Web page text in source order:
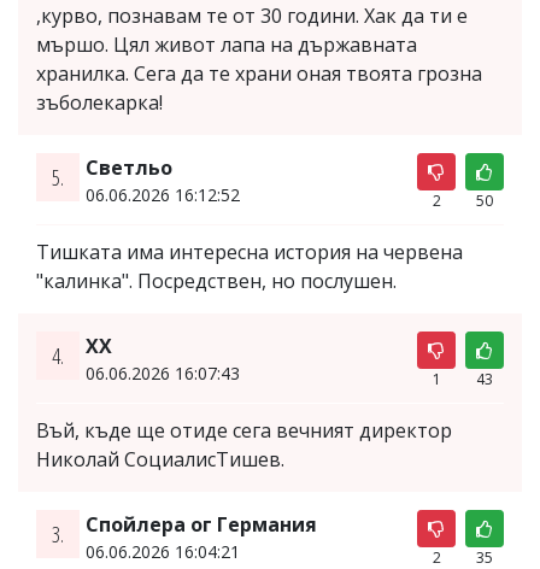
,курво, познавам те от 30 години. Хак да ти е
мършо. Цял живот лапа на държавната
хранилка. Сега да те храни оная твоята грозна
зъболекарка!
5. Светльо
06.06.2026 16:12:52 2 50
Тишката има интересна история на червена
"калинка". Посредствен, но послушен.
4. XX
06.06.2026 16:07:43 1 43
Въй, къде ще отиде сега вечният директор
Николай СоциалисТишев.
3. Спойлера ог Германия
06.06.2026 16:04:21 2 35